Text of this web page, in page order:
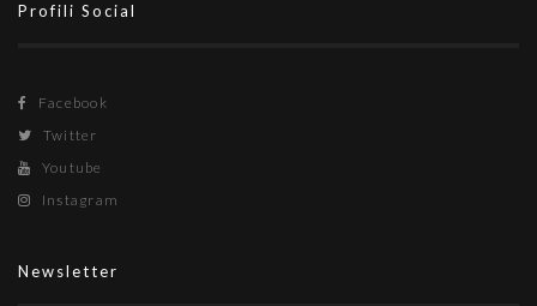
Profili Social
Facebook
Twitter
Youtube
Instagram
Newsletter